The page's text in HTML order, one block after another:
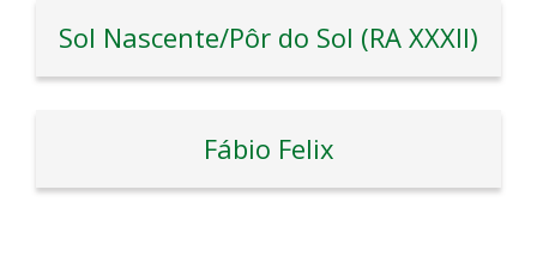
Sol Nascente/Pôr do Sol (RA XXXII)
Fábio Felix